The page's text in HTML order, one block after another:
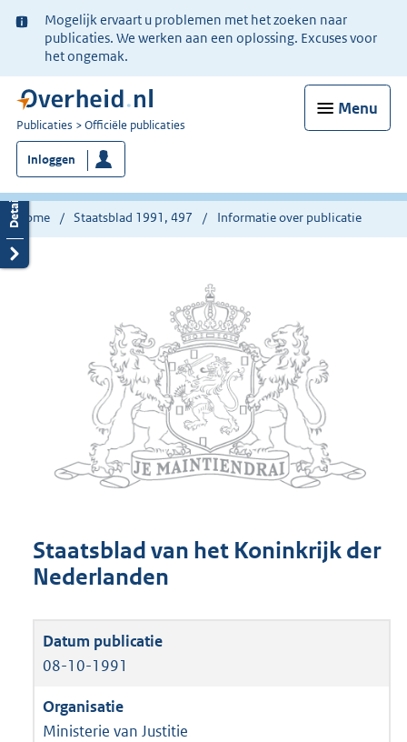
Ter
informatie:
Mogelijk ervaart u problemen met het zoeken naar
publicaties. We werken aan een oplossing. Excuses voor
het ongemak.
Menu
U
bent
nu
hier:
Publicaties Officiële publicaties
Inloggen
Home Staatsblad 1991, 497 Informatie over publicatie
Staatsblad van het Koninkrijk der
Nederlanden
08-10-1991
Ministerie van Justitie